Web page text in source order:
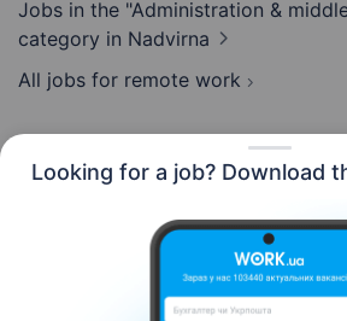
Looking for a job? Download
Jobs in the "Administration &
category in Nadvirna
All jobs for remote work